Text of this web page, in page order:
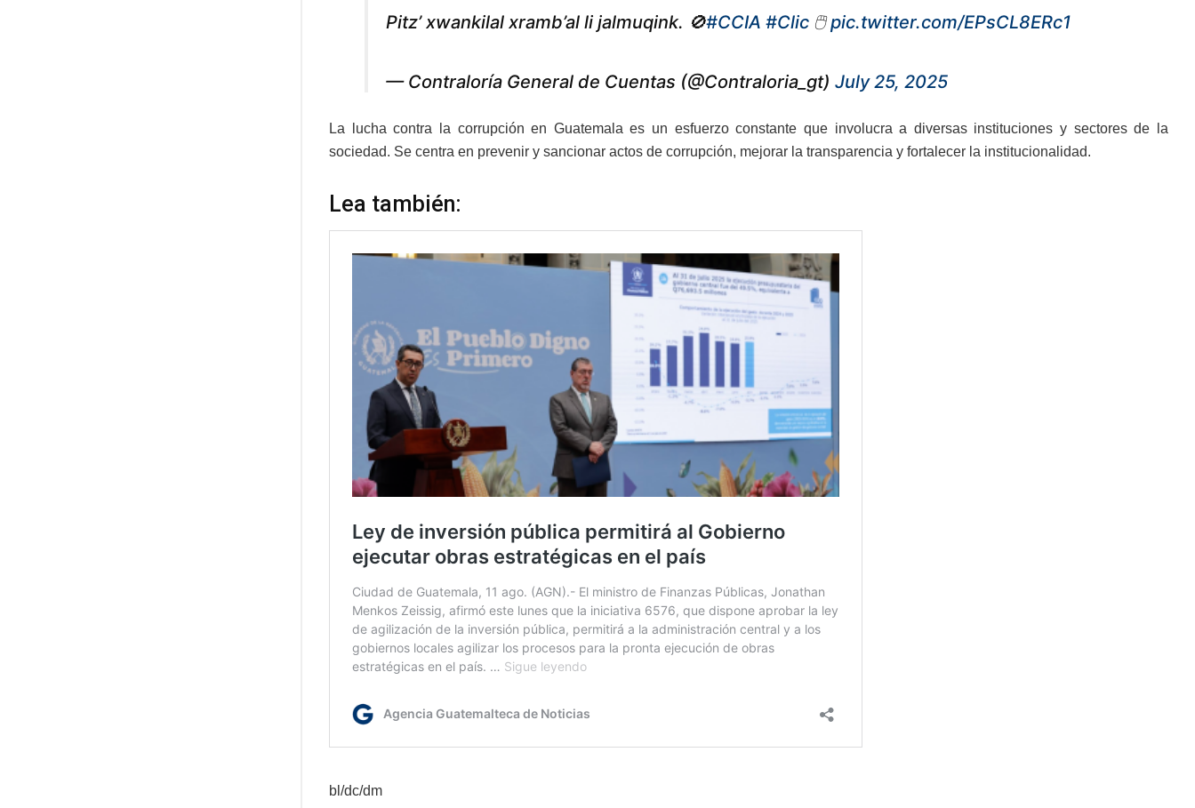
Pitz’ xwankilal xramb’al li jalmuqink. 🚫#CCIA #Clic 🖱️pic.twitter.com/EPsCL8ERc1
— Contraloría General de Cuentas (@Contraloria_gt) July 25, 2025
La lucha contra la corrupción en Guatemala es un esfuerzo constante que involucra a diversas instituciones y sectores de la
sociedad. Se centra en prevenir y sancionar actos de corrupción, mejorar la transparencia y fortalecer la institucionalidad.
Lea también:
bl/dc/dm